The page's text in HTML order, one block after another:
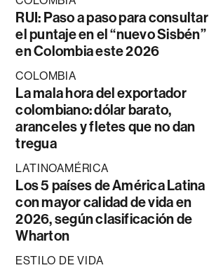
RUI: Paso a paso para consultar
el puntaje en el “nuevo Sisbén”
en Colombia este 2026
COLOMBIA
La mala hora del exportador
colombiano: dólar barato,
aranceles y fletes que no dan
tregua
LATINOAMÉRICA
Los 5 países de América Latina
con mayor calidad de vida en
2026, según clasificación de
Wharton
ESTILO DE VIDA